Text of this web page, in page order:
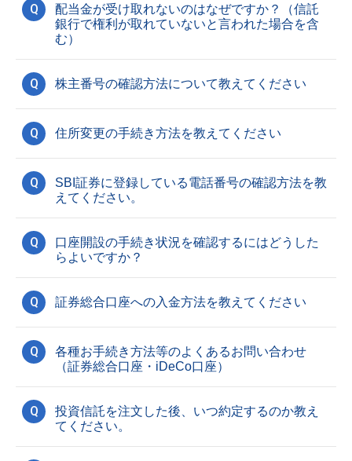
Q
配当金が受け取れないのはなぜですか？（信託
銀行で権利が取れていないと言われた場合を含
む）
Q 株主番号の確認方法について教えてください
Q 住所変更の手続き方法を教えてください
Q
SBI証券に登録している電話番号の確認方法を教
えてください。
Q
口座開設の手続き状況を確認するにはどうした
らよいですか？
Q 証券総合口座への入金方法を教えてください
Q
各種お手続き方法等のよくあるお問い合わせ
（証券総合口座・iDeCo口座）
Q
投資信託を注文した後、いつ約定するのか教え
てください。